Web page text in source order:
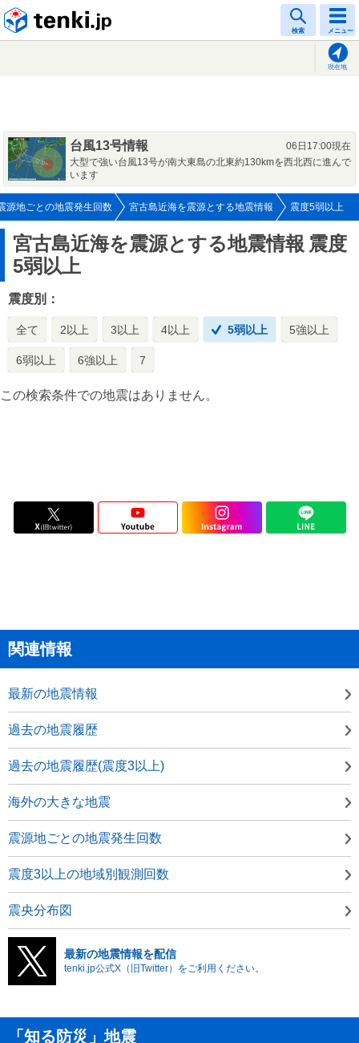
検索 メニュー
現在地
台風13号情報
06日17:00現在
大型で強い台風13号が南大東島の北東約130kmを西北西に進んで
います
源地ごとの地震発生回数 宮古島近海を震源とする地震情報 震度5弱以上
宮古島近海を震源とする地震情報 震度
5弱以上
震度別：
全て 2以上 3以上 4以上 5弱以上 5強以上
6弱以上 6強以上 7
この検索条件での地震はありません。
関連情報
最新の地震情報
過去の地震履歴
過去の地震履歴(震度3以上)
海外の大きな地震
震源地ごとの地震発生回数
震度3以上の地域別観測回数
震央分布図
最新の地震情報を配信
tenki.jp公式X（旧Twitter）をご利用ください。
「知る防災」地震